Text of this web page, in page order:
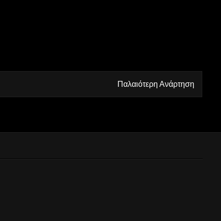
Παλαιότερη Ανάρτηση